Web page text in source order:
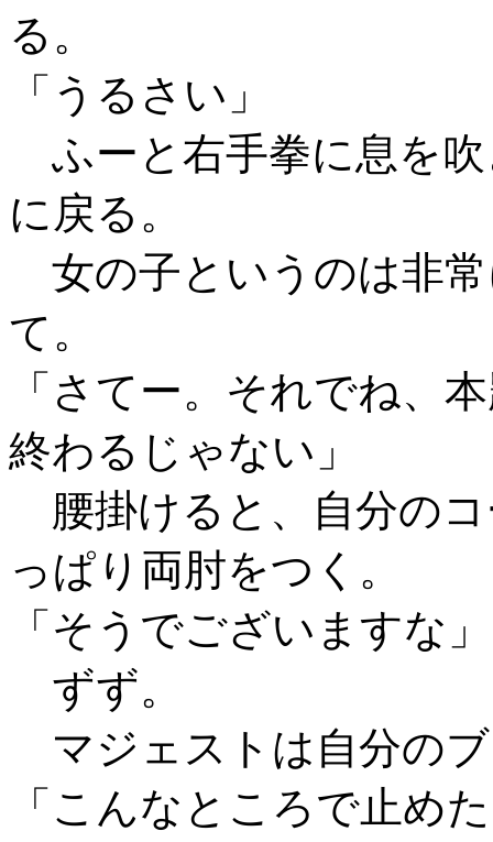
る。
「うるさい」
ふーと右手拳に息を
に戻る。
女の子というのは非
て。
「さてー。それでね、
終わるじゃない」
腰掛けると、自分の
っぱり両肘をつく。
「そうでございますな」
ずず。
マジェストは自分の
「こんなところで止め